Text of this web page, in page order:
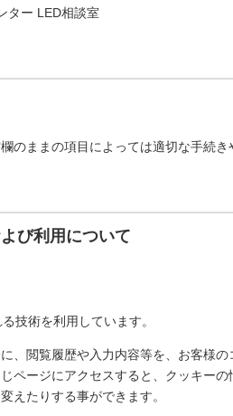
ター LED相談室
のままの項目によっては適切な手続き
び利用について
技術を利用しています。
、閲覧履歴や入力内容等を、お客様の
ページにアクセスすると、クッキーの
えたりする事ができます。